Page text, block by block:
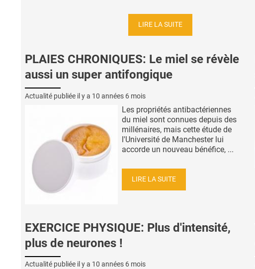
LIRE LA SUITE
PLAIES CHRONIQUES: Le miel se révèle
aussi un super antifongique
Actualité publiée il y a 10 années 6 mois
Les propriétés antibactériennes
du miel sont connues depuis des
millénaires, mais cette étude de
l'Université de Manchester lui
accorde un nouveau bénéfice, ...
LIRE LA SUITE
EXERCICE PHYSIQUE: Plus d'intensité,
plus de neurones !
Actualité publiée il y a 10 années 6 mois